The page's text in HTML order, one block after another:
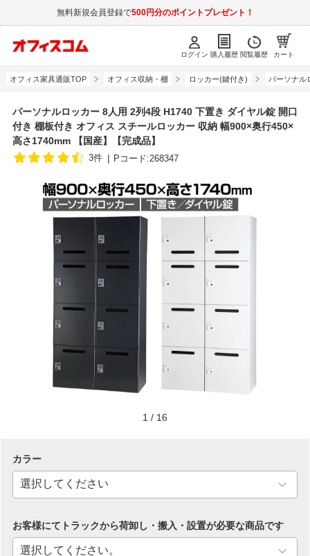
無料新規会員登録で500円分のポイントプレゼント！
ログイン 購入履歴 閲覧履歴 カート
オフィス家具通販TOP オフィス収納・棚 ロッカー(鍵付き) パーソナル
パーソナルロッカー 8人用 2列4段 H1740 下置き ダイヤル錠 開口
付き 棚板付き オフィス スチールロッカー 収納 幅900×奥行450×
高さ1740mm 【国産】【完成品】
3件 Pコード:268347
1 / 16
カラー
お客様にてトラックから荷卸し・搬入・設置が必要な商品です